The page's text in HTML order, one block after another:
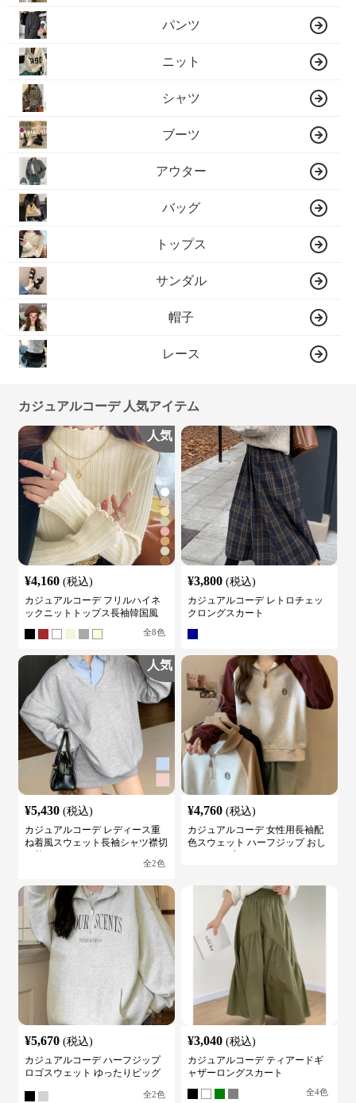
パンツ
ニット
シャツ
ブーツ
アウター
バッグ
トップス
サンダル
帽子
レース
カジュアルコーデ 人気アイテム
人気
¥4,160 (税込)
カジュアルコーデ フリルハイネ
ックニットトップス長袖韓国風
全8色
¥3,800 (税込)
カジュアルコーデ レトロチェッ
クロングスカート
人気
¥5,430 (税込)
カジュアルコーデ レディース重
ね着風スウェット長袖シャツ襟切
全2色
¥4,760 (税込)
カジュアルコーデ 女性用長袖配
色スウェット ハーフジップ おし
¥5,670 (税込)
カジュアルコーデ ハーフジップ
ロゴスウェット ゆったりビッグ
全2色
¥3,040 (税込)
カジュアルコーデ ティアードギ
ャザーロングスカート
全4色